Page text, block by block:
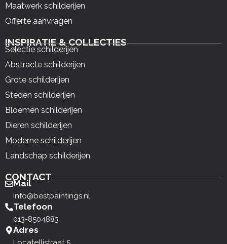
Maatwerk schilderijen
Offerte aanvragen
INSPIRATIE & COLLECTIES
Selectie schilderijen
Abstracte schilderijen
Grote schilderijen
Steden schilderijen
Bloemen schilderijen
Dieren schilderijen
Moderne schilderijen
Landschap schilderijen
CONTACT
Mail
info@bestpaintings.nl
Telefoon
013-8504883
Adres